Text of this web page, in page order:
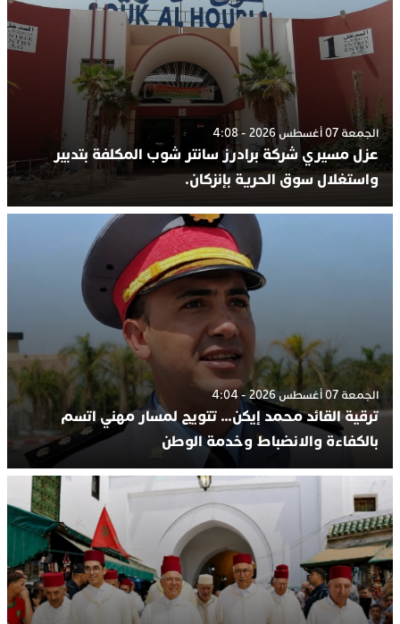
الجمعة 07 أغسطس 2026 - 4:08
عزل مسيري شركة برادرز سانتر شوب المكلفة بتدبير
واستغلال سوق الحرية بإنزكان.
الجمعة 07 أغسطس 2026 - 4:04
ترقية القائد محمد إيكن… تتويج لمسار مهني اتسم
بالكفاءة والانضباط وخدمة الوطن